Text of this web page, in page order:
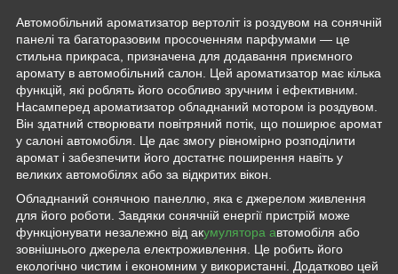
Автомобільний ароматизатор вертоліт із роздувом на сонячній
панелі та багаторазовим просоченням парфумами — це
стильна прикраса, призначена для додавання приємного
аромату в автомобільний салон. Цей ароматизатор має кілька
функцій, які роблять його особливо зручним і ефективним.
Насамперед ароматизатор обладнаний мотором із роздувом.
Він здатний створювати повітряний потік, що поширює аромат
у салоні автомобіля. Це дає змогу рівномірно розподілити
аромат і забезпечити його достатнє поширення навіть у
великих автомобілях або за відкритих вікон.
Обладнаний сонячною панеллю, яка є джерелом живлення
для його роботи. Завдяки сонячній енергії пристрій може
функціонувати незалежно від акумулятора автомобіля або
зовнішнього джерела електроживлення. Це робить його
екологічно чистим і економним у використанні. Додатково цей